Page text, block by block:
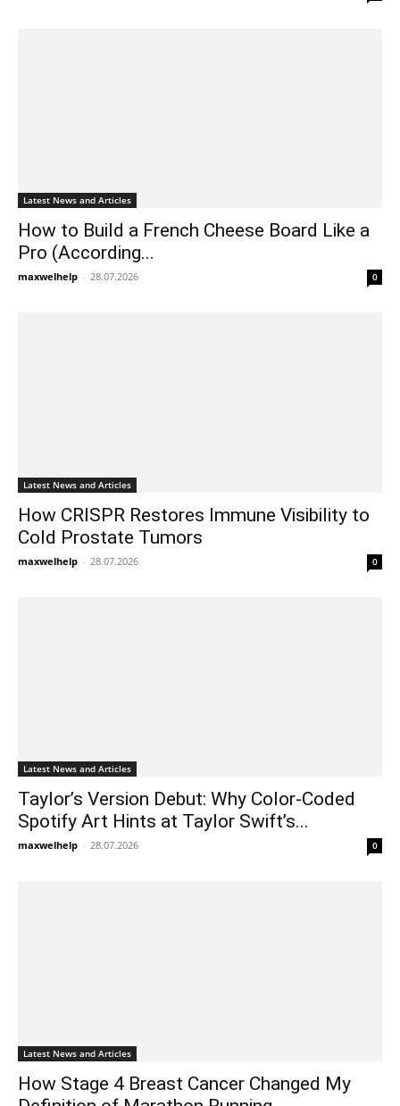
Latest News and Articles
How to Build a French Cheese Board Like a
Pro (According...
maxwelhelp - 28.07.2026 0
Latest News and Articles
How CRISPR Restores Immune Visibility to
Cold Prostate Tumors
maxwelhelp - 28.07.2026 0
Latest News and Articles
Taylor’s Version Debut: Why Color-Coded
Spotify Art Hints at Taylor Swift’s...
maxwelhelp - 28.07.2026 0
Latest News and Articles
How Stage 4 Breast Cancer Changed My